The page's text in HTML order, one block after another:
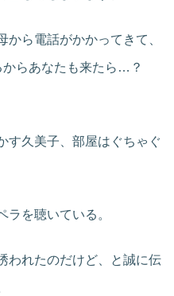
ら電話がかかってきて、
らあなたも来たら…？
す久美子、部屋はぐちゃぐ
ラを聴いている。
われたのだけど、と誠に伝